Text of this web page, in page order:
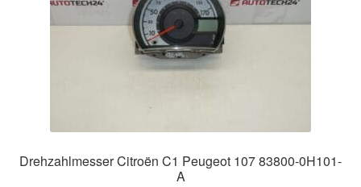
Drehzahlmesser Citroën C1 Peugeot 107 83800-0H101-
A